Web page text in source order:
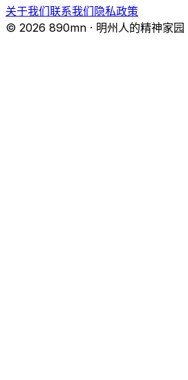
关于我们联系我们 隐私政策
© 2026 890mn · 明州人的精神家园